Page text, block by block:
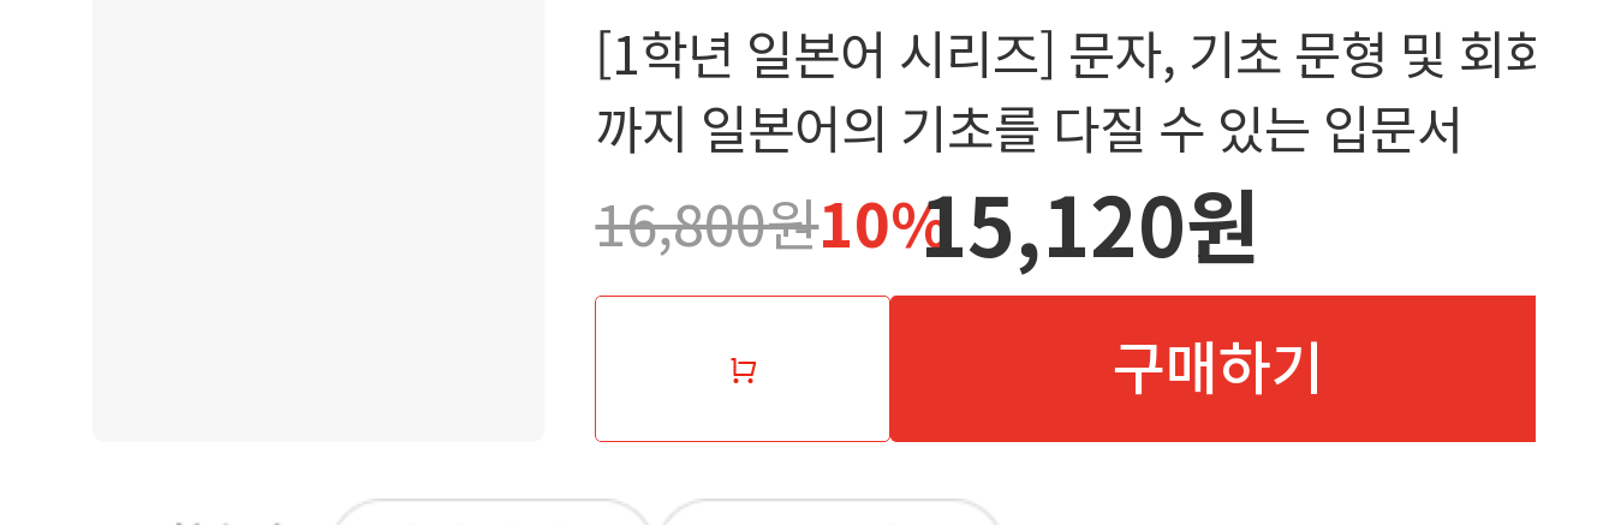
[1학년 일본어 시리즈] 문자, 기초 문형 및 회화
까지 일본어의 기초를 다질 수 있는 입문서
16,800원10%15,120원
구매하기